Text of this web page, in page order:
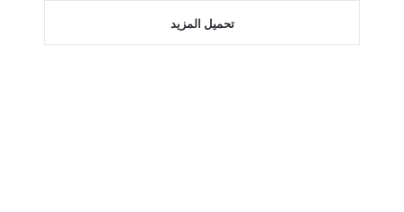
تحميل المزيد